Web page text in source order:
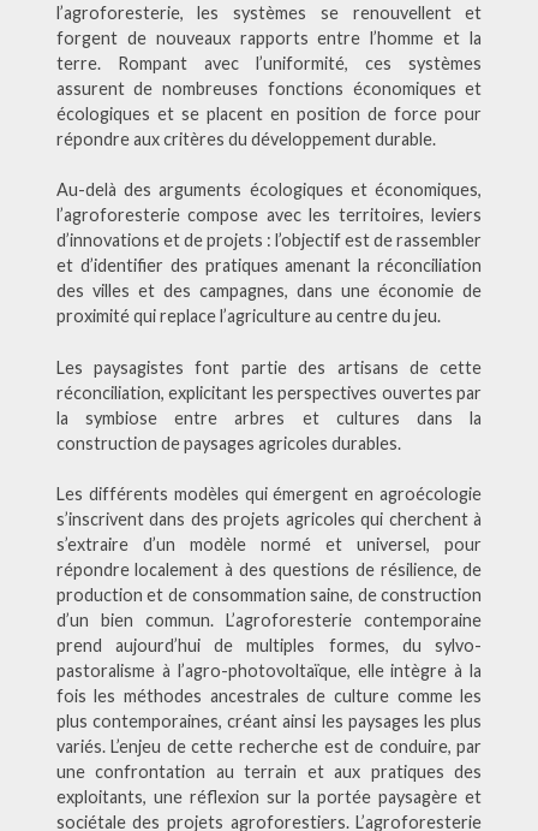
l’agroforesterie, les systèmes se renouvellent et
forgent de nouveaux rapports entre l’homme et la
terre. Rompant avec l’uniformité, ces systèmes
assurent de nombreuses fonctions économiques et
écologiques et se placent en position de force pour
répondre aux critères du développement durable.
Au-delà des arguments écologiques et économiques,
l’agroforesterie compose avec les territoires, leviers
d’innovations et de projets : l’objectif est de rassembler
et d’identifier des pratiques amenant la réconciliation
des villes et des campagnes, dans une économie de
proximité qui replace l’agriculture au centre du jeu.
Les paysagistes font partie des artisans de cette
réconciliation, explicitant les perspectives ouvertes par
la symbiose entre arbres et cultures dans la
construction de paysages agricoles durables.
Les différents modèles qui émergent en agroécologie
s’inscrivent dans des projets agricoles qui cherchent à
s’extraire d’un modèle normé et universel, pour
répondre localement à des questions de résilience, de
production et de consommation saine, de construction
d’un bien commun. L’agroforesterie contemporaine
prend aujourd’hui de multiples formes, du sylvo-
pastoralisme à l’agro-photovoltaïque, elle intègre à la
fois les méthodes ancestrales de culture comme les
plus contemporaines, créant ainsi les paysages les plus
variés. L’enjeu de cette recherche est de conduire, par
une confrontation au terrain et aux pratiques des
exploitants, une réflexion sur la portée paysagère et
sociétale des projets agroforestiers. L’agroforesterie